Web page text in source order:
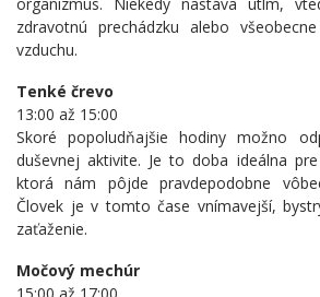
zdravotnú prechádzku alebo
vzduchu.
Tenké črevo
13:00 až 15:00
Skoré popoludňajšie hodiny možno
duševnej aktivite. Je to doba ideálna
ktorá nám pôjde pravdepodobne
Človek je v tomto čase vnímavejší,
zaťaženie.
Močový mechúr